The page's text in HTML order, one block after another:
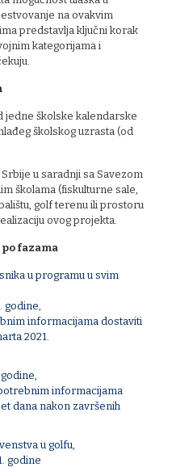
na ovakvim
predstavlja ključni korak
kategorijama i
jedne školske kalendarske
školskog uzrasta (od
u saradnji sa Savezom
školama (fiskulturne sale,
golf terenu ili prostoru
ovog projekta.
fazama
u programu u svim
godine,
informacijama dostaviti
2021.
informacijama
dana nakon završenih
u golfu,
godine